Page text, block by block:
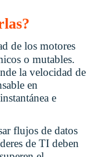
de los motores
o mutables.
la velocidad de
en
e
flujos de datos
de TI deben